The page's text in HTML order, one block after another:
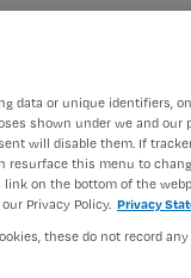
Niet nader
data or unique identifiers,
shown under we and our
will disable them. If
resurface this menu to
on the bottom of the
Privacy Policy. Privacy
these do not record